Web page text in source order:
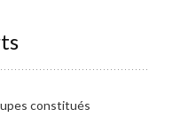
constitués